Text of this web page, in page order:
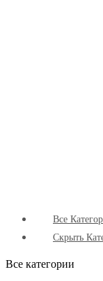
Все
Скрыть
Все категории